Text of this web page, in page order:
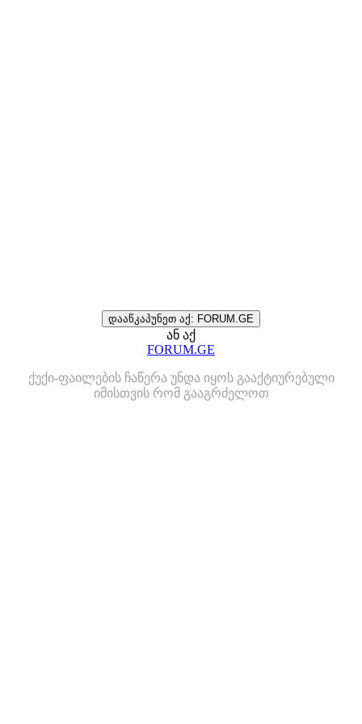
დააწკაპუნეთ აქ: FORUM.GE
ან აქ
FORUM.GE
ქუქი-ფაილების ჩაწერა უნდა იყოს გააქტიურებული
იმისთვის რომ გააგრძელოთ